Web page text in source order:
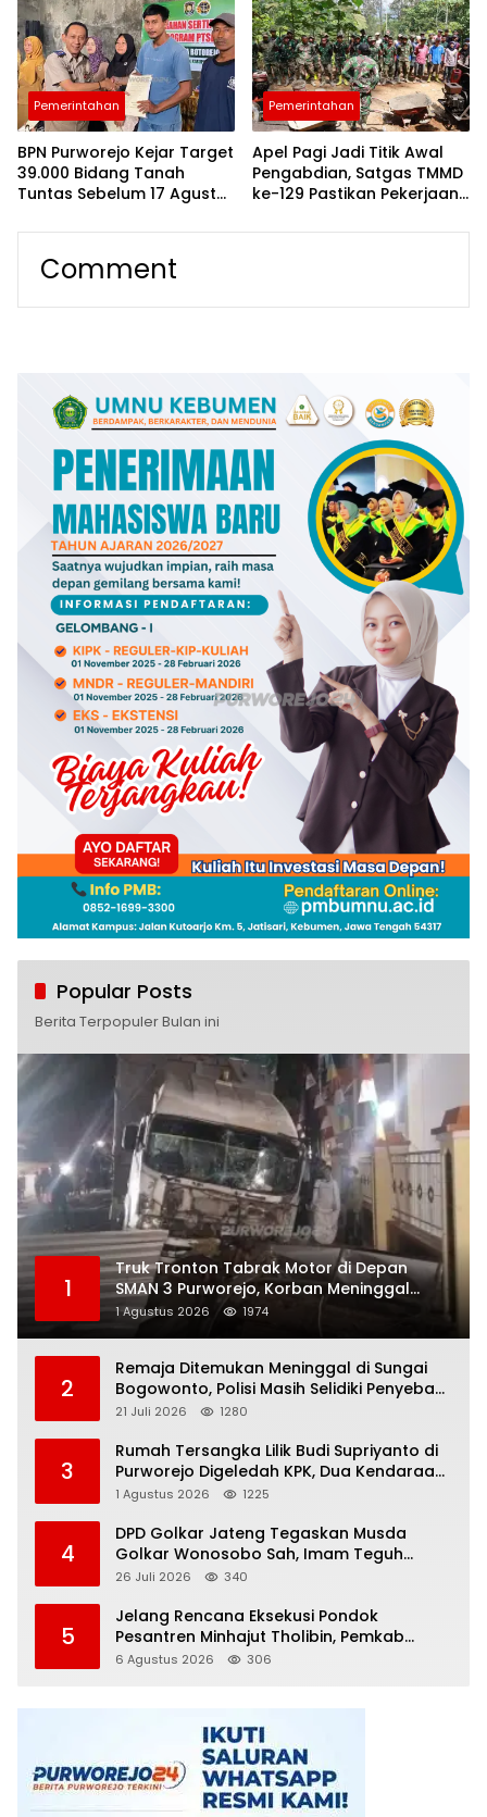
Pembangunan
Pemerintahan
BPN Purworejo Kejar Target
39.000 Bidang Tanah
Tuntas Sebelum 17 Agustus
Pemerintahan
Apel Pagi Jadi Titik Awal
Pengabdian, Satgas TMMD
ke-129 Pastikan Pekerjaan
Comment
Popular Posts
Berita Terpopuler Bulan ini
1
Truk Tronton Tabrak Motor di Depan
SMAN 3 Purworejo, Korban Meninggal
Dunia, Polisi Masih Selidiki Penyebab
1 Agustus 2026 1974
2
Remaja Ditemukan Meninggal di Sungai
Bogowonto, Polisi Masih Selidiki Penyebab
Kematian
21 Juli 2026 1280
3
Rumah Tersangka Lilik Budi Supriyanto di
Purworejo Digeledah KPK, Dua Kendaraan
Diamankan
1 Agustus 2026 1225
4
DPD Golkar Jateng Tegaskan Musda
Golkar Wonosobo Sah, Imam Teguh
Purnomo Terpilih Secara Aklamasi
26 Juli 2026 340
5
Jelang Rencana Eksekusi Pondok
Pesantren Minhajut Tholibin, Pemkab
Purworejo Dorong Penundaan hingga
6 Agustus 2026 306